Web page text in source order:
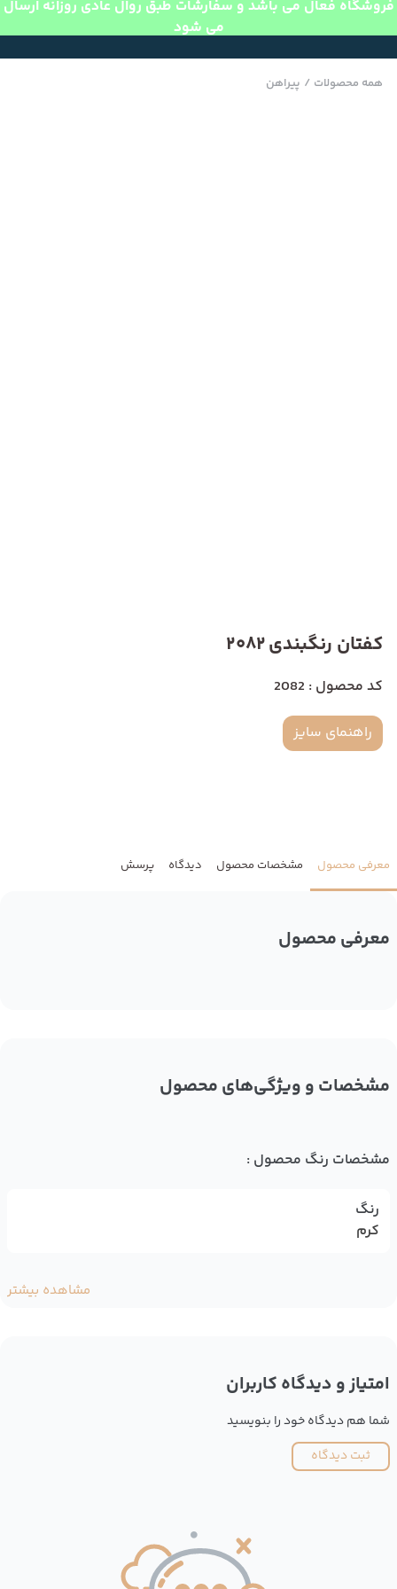
فروشگاه فعال می باشد و سفارشات طبق روال عادی روزانه ارسال
می شود
همه محصولات / پیراهن
کفتان رنگبندی 2082
کد محصول : 2082
راهنمای سایز
معرفی محصول مشخصات محصول دیدگاه پرسش
معرفی محصول
مشخصات و ویژگی‌های محصول
مشخصات رنگ محصول :
رنگ
کرم
مشاهده بیشتر
امتیاز و دیدگاه کاربران
شما هم دیدگاه خود را بنویسید
ثبت دیدگاه